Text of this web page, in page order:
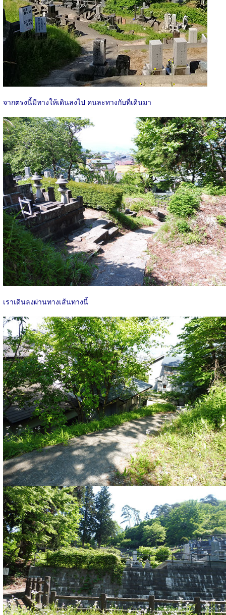
จากตรงนี้มีทางให้เดินลงไป คนละทางกับที่เดินมา
เราเดินลงผ่านทางเส้นทางนี้